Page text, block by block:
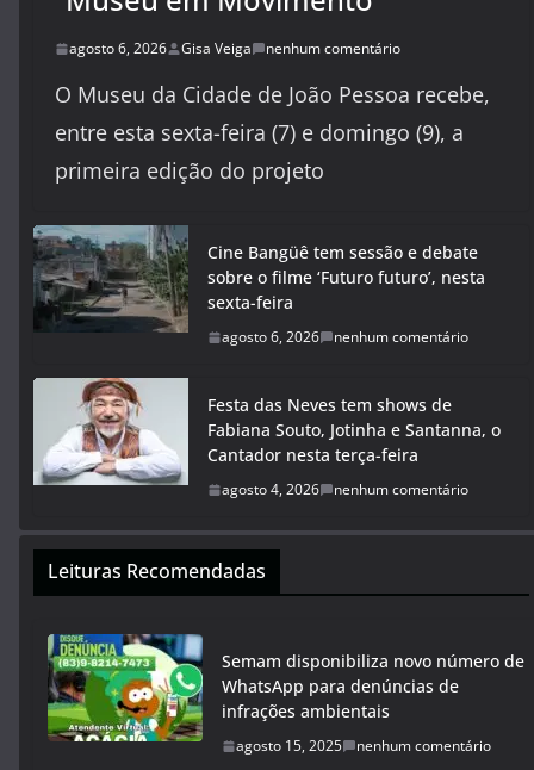
agosto 6, 2026 Gisa Veiga nenhum comentário
O Museu da Cidade de João Pessoa recebe,
entre esta sexta-feira (7) e domingo (9), a
primeira edição do projeto
Cine Bangüê tem sessão e debate
sobre o filme ‘Futuro futuro’, nesta
sexta-feira
agosto 6, 2026 nenhum comentário
Festa das Neves tem shows de
Fabiana Souto, Jotinha e Santanna, o
Cantador nesta terça-feira
agosto 4, 2026 nenhum comentário
Leituras Recomendadas
Semam disponibiliza novo número de
WhatsApp para denúncias de
infrações ambientais
agosto 15, 2025 nenhum comentário